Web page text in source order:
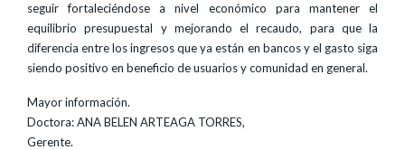
seguir fortaleciéndose a nivel económico para mantener el
equilibrio presupuestal y mejorando el recaudo, para que la
diferencia entre los ingresos que ya están en bancos y el gasto siga
siendo positivo en beneficio de usuarios y comunidad en general.
Mayor información.
Doctora: ANA BELEN ARTEAGA TORRES,
Gerente.